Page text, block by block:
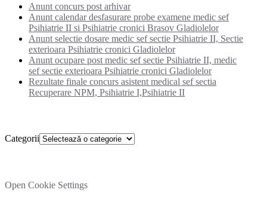
Anunt concurs post arhivar
Anunt calendar desfasurare probe examene medic sef
Psihiatrie II si Psihiatrie cronici Brasov Gladiolelor
Anunt selectie dosare medic sef sectie Psihiatrie II, Sectie
exterioara Psihiatrie cronici Gladiolelor
Anunt ocupare post medic sef sectie Psihiatrie II, medic
sef sectie exterioara Psihiatrie cronici Gladiolelor
Rezultate finale concurs asistent medical sef sectia
Recuperare NPM, Psihiatrie I,Psihiatrie II
Categorii
Open Cookie Settings